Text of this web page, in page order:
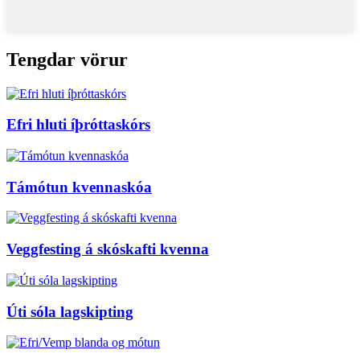
Tengdar vörur
Efri hluti íþróttaskórs
Támótun kvennaskóa
Veggfesting á skóskafti kvenna
Úti sóla lagskipting